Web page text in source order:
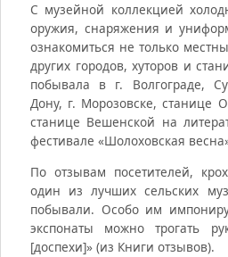
С музейной коллекцией
оружия, снаряжения и
ознакомиться не только
других городов, хуторов и
побывала в г. Волгограде,
Дону, г. Морозовске, станице
станице Вешенской на
фестивале «Шолоховская
По отзывам посетителей,
один из лучших сельских
побывали. Особо им
экспонаты можно трогать
[доспехи]» (из Книги отзывов).